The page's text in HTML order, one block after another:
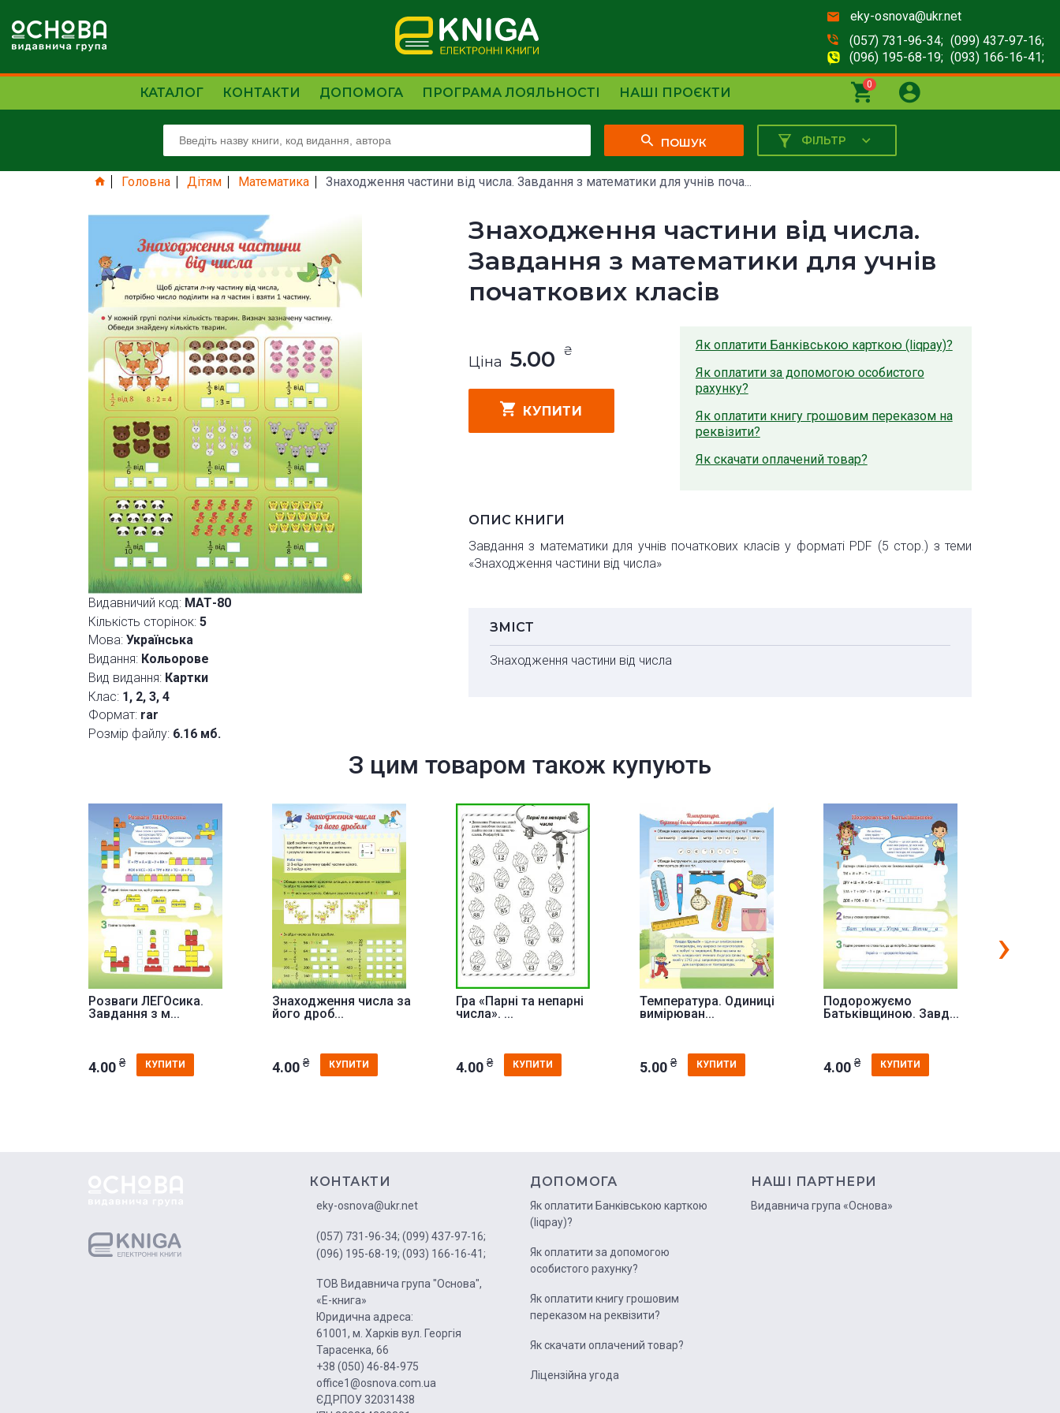
eky-osnova@ukr.net
(057) 731-96-34; (099) 437-97-16;
(096) 195-68-19; (093) 166-16-41;
КАТАЛОГ КОНТАКТИ ДОПОМОГА ПРОГРАМА ЛОЯЛЬНОСТІ НАШІ ПРОЄКТИ
0
ПОШУК ФІЛЬТР
Головна Дітям Математика Знаходження частини від числа. Завдання з математики для учнів поча...
Видавничий код: МАТ-80
Кількість сторінок: 5
Мова: Українська
Видання: Кольорове
Вид видання: Картки
Клас: 1, 2, 3, 4
Формат: rar
Розмір файлу: 6.16 мб.
Знаходження частини від числа.
Завдання з математики для учнів
початкових класів
Ціна 5.00 ₴
КУПИТИ
Як оплатити Банківською карткою (liqpay)?
Як оплатити за допомогою особистого
рахунку?
Як оплатити книгу грошовим переказом на
реквізити?
Як скачати оплачений товар?
ОПИС КНИГИ
Завдання з математики для учнів початкових класів у форматі PDF (5 стор.) з теми
«Знаходження частини від числа»
ЗМІСТ
Знаходження частини від числа
З цим товаром також купують
Розваги ЛЕГОсика.
Завдання з м...
4.00 ₴ КУПИТИ
Знаходження числа за
його дроб...
4.00 ₴ КУПИТИ
Гра «Парні та непарні
числа». ...
4.00 ₴ КУПИТИ
Температура. Одиниці
вимірюван...
5.00 ₴ КУПИТИ
Подорожуємо
Батьківщиною. Завд...
4.00 ₴ КУПИТИ
›
КОНТАКТИ
eky-osnova@ukr.net
(057) 731-96-34; (099) 437-97-16;
(096) 195-68-19; (093) 166-16-41;
ТОВ Видавнича група "Основа",
«Е-книга»
Юридична адреса:
61001, м. Харків вул. Георгія
Тарасенка, 66
+38 (050) 46-84-975
office1@osnova.com.ua
ЄДРПОУ 32031438
ДОПОМОГА
Як оплатити Банківською карткою
(liqpay)?
Як оплатити за допомогою
особистого рахунку?
Як оплатити книгу грошовим
переказом на реквізити?
Як скачати оплачений товар?
Ліцензійна угода
НАШІ ПАРТНЕРИ
Видавнича група «Основа»